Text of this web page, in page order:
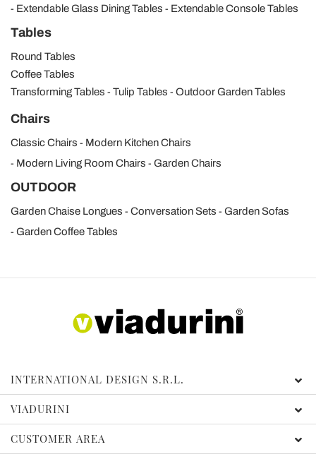
Extendable Glass Dining Tables
Extendable Console Tables
Tables
Round Tables
Coffee Tables
Transforming Tables
Tulip Tables Outdoor Garden Tables
Chairs
Classic Chairs
Modern Kitchen Chairs
Modern Living Room Chairs
Garden Chairs
OUTDOOR
Garden Chaise Longues Conversation Sets
Garden Sofas
Garden Coffee Tables
INTERNATIONAL DESIGN S.R.L.
VIADURINI
CUSTOMER AREA